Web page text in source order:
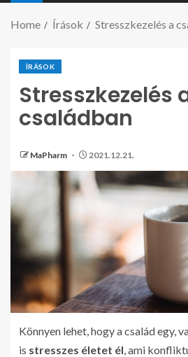
Home Írások Stresszkezelés a
ÍRÁSOK
Stresszkezelés
családban
MaPharm 2021.12.21.
Könnyen lehet, hogy a család egy,
is stresszes életet él, ami